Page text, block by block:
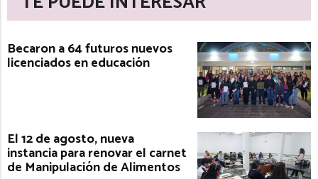
Becaron a 64 futuros nuevos
licenciados en educación
El 12 de agosto, nueva
instancia para renovar el carnet
de Manipulación de Alimentos